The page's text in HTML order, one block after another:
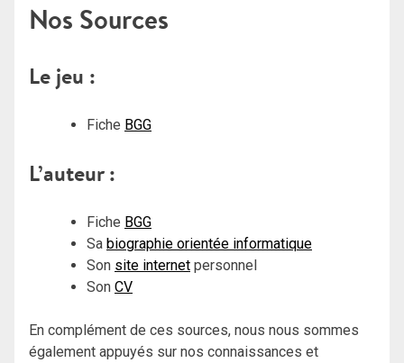
Nos Sources
Le jeu :
Fiche BGG
L’auteur :
Fiche BGG
Sa biographie orientée informatique
Son site internet personnel
Son CV
En complément de ces sources, nous nous sommes
également appuyés sur nos connaissances et